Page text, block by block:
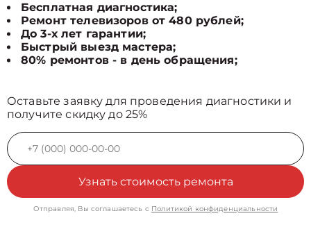
Бесплатная диагностика;
Ремонт телевизоров от 480 рублей;
До 3-х лет гарантии;
Быстрый выезд мастера;
80% ремонтов - в день обращения;
Оставьте заявку для проведения диагностики и
получите скидку до 25%
Узнать стоимость ремонта
Отправляя, Вы соглашаетесь с Политикой конфиденциальности